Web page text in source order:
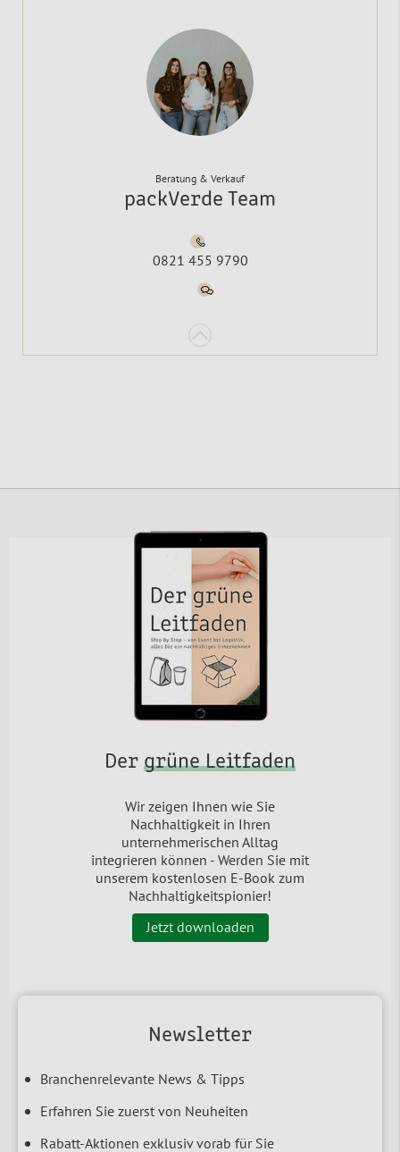
Beratung & Verkauf
packVerde Team
0821 455 9790
Newsletter
Branchenrelevante News & Tipps
Erfahren Sie zuerst von Neuheiten
Rabatt-Aktionen exklusiv vorab für Sie
Der grüne Leitfaden
Wir zeigen Ihnen wie Sie
Nachhaltigkeit in Ihren
unternehmerischen Alltag
integrieren können - Werden Sie mit
unserem kostenlosen E-Book zum
Nachhaltigkeitspionier!
Jetzt downloaden